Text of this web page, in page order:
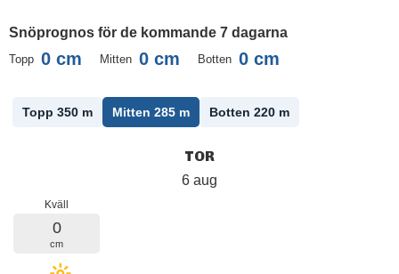
Snöprognos för de kommande 7 dagarna
Topp 0 cm Mitten 0 cm Botten 0 cm
Topp 350 m Mitten 285 m Botten 220 m
TOR
6 aug
Kväll
0
cm